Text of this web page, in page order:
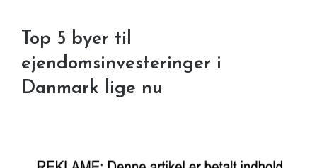
Top 5 byer til
ejendomsinvesteringer i
Danmark lige nu